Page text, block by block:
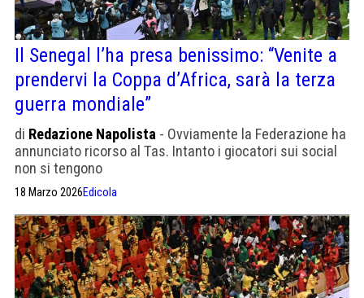
Il Senegal l’ha presa benissimo: “Venite a
prendervi la Coppa d’Africa, sarà la terza
guerra mondiale”
di Redazione Napolista - Ovviamente la Federazione ha
annunciato ricorso al Tas. Intanto i giocatori sui social
non si tengono
18 Marzo 2026Edicola